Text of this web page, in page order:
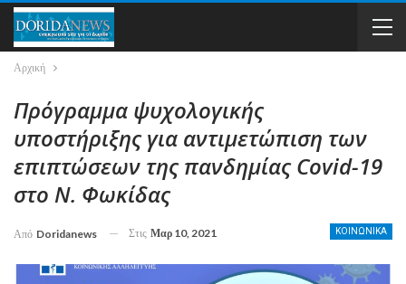
Αρχική
Πρόγραμμα ψυχολογικής
υποστήριξης για αντιμετώπιση των
επιπτώσεων της πανδηµίας Covid-19
στο Ν. Φωκίδας
ΚΟΙΝΩΝΙΚΑ
Από Doridanews Στις Μαρ 10, 2021